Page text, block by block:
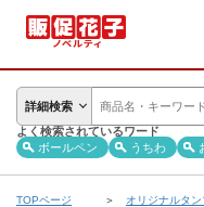
詳細検索
よく検索されているワード
ボールペン
うちわ
TOPページ オリジナルタ